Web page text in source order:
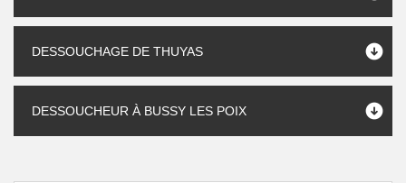
DESSOUCHAGE DE THUYAS
DESSOUCHEUR À BUSSY LES POIX